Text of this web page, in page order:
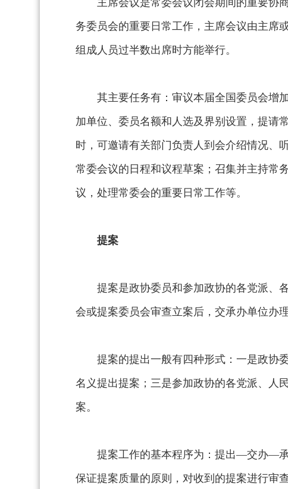
主席会议是常委会议闭会期间的重要协
务委员会的重要日常工作，主席会议由主席
组成人员过半数出席时方能举行。
其主要任务有：审议本届全国委员会增
加单位、委员名额和人选及界别设置，提请
时，可邀请有关部门负责人到会介绍情况、
常委会议的日程和议程草案；召集并主持常
议，处理常委会的重要日常工作等。
提案
提案是政协委员和参加政协的各党派、
会或提案委员会审查立案后，交承办单位办
提案的提出一般有四种形式：一是政协
名义提出提案；三是参加政协的各党派、人
案。
提案工作的基本程序为：提出—交办—
保证提案质量的原则，对收到的提案进行审